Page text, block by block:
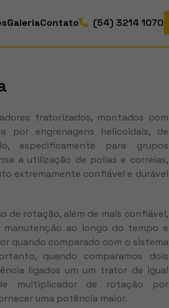
GaleriaContato (54) 3214 1070
tratorizados, montados com
por engrenagens helicoidais, de
especificamente para grupos
a utilização de polias e correias,
extremamente confiável e durável
de rotação, além de mais confiável,
ao longo do tempo e
quando comparado com o sistema
quando comparamos dois
ligados um um trator de igual
multiplicador de rotação por
uma potência maior.